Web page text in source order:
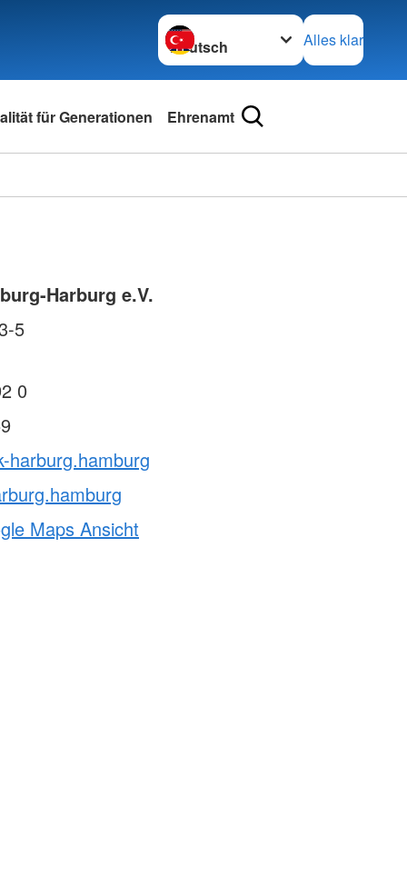
Sprache wechseln zu
Alles klar
für Generationen Ehrenamt
Harburg e.V.
5
0
harburg.hamburg
Maps Ansicht